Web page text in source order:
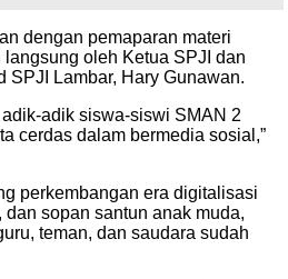
dengan pemaparan materi
oleh Ketua SPJI dan
SPJI Lambar, Hary Gunawan.
adik siswa-siswi SMAN 2
cerdas dalam bermedia sosial,”
perkembangan era digitalisasi
sopan santun anak muda,
teman, dan saudara sudah